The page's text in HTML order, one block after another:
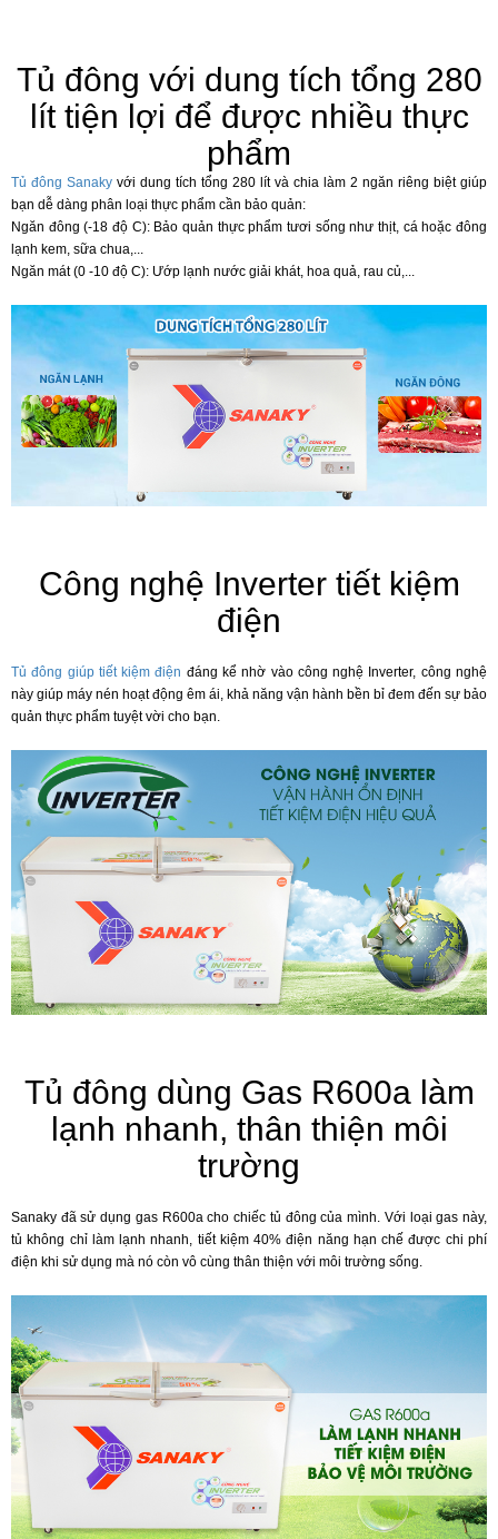
Tủ đông với dung tích tổng 280
lít tiện lợi để được nhiều thực
phẩm
Tủ đông Sanaky với dung tích tổng 280 lít và chia làm 2 ngăn riêng biệt giúp
bạn dễ dàng phân loại thực phẩm cần bảo quản:
Ngăn đông (-18 độ C): Bảo quản thực phẩm tươi sống như thịt, cá hoặc đông
lạnh kem, sữa chua,...
Ngăn mát (0 -10 độ C): Ướp lạnh nước giải khát, hoa quả, rau củ,...
Công nghệ Inverter tiết kiệm
điện
Tủ đông giúp tiết kiệm điện đáng kể nhờ vào công nghệ Inverter, công nghệ
này giúp máy nén hoạt động êm ái, khả năng vận hành bền bỉ đem đến sự bảo
quản thực phẩm tuyệt vời cho bạn.
Tủ đông dùng Gas R600a làm
lạnh nhanh, thân thiện môi
trường
Sanaky đã sử dụng gas R600a cho chiếc tủ đông của mình. Với loại gas này,
tủ không chỉ làm lạnh nhanh, tiết kiệm 40% điện năng hạn chế được chi phí
điện khi sử dụng mà nó còn vô cùng thân thiện với môi trường sống.